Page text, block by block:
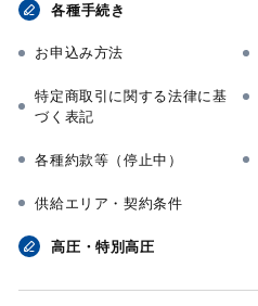
各種手続き
お申込み方法
特定商取引に関する法律に基
づく表記
各種約款等（停止中）
供給エリア・契約条件
高圧・特別高圧